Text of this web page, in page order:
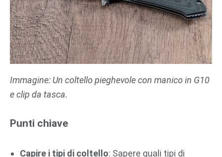
Immagine: Un coltello pieghevole con manico in G10
e clip da tasca.
Punti chiave
Capire i tipi di coltello: Sapere quali tipi di